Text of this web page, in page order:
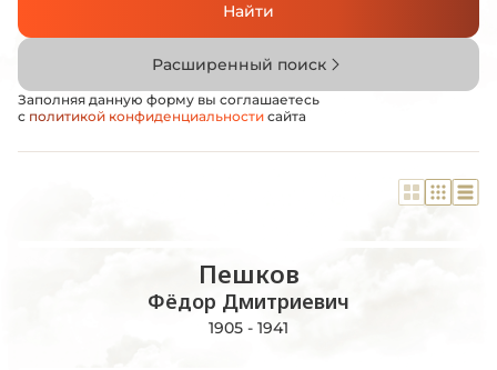
Найти
Расширенный поиск
Заполняя данную форму вы соглашаетесь
с политикой конфиденциальности сайта
Пешков
Фёдор Дмитриевич
1905 - 1941